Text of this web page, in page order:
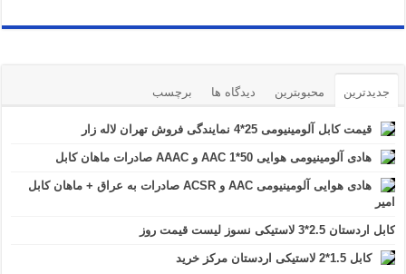
جدیدترین محبوبترین دیدگاه ها برچسب
قیمت کابل آلومینیومی 25*4 نمایندگی فروش تهران لاله زار
هادی آلومینیومی هوایی 50*1 AAC و AAAC صادرات ماهان کابل
هادی هوایی آلومینیومی AAC و ACSR صادرات به عراق + ماهان کابل
امیر
کابل اردستان 2.5*3 لاستیکی نسوز لیست قیمت روز
کابل 1.5*2 لاستیکی اردستان مرکز خرید